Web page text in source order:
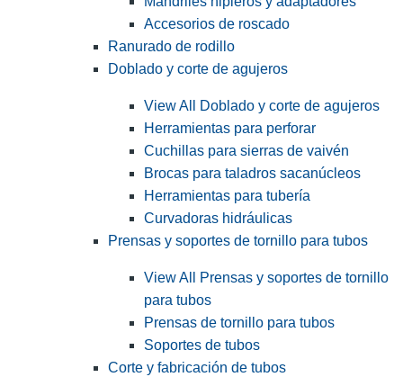
Accesorios de roscado
Ranurado de rodillo
Doblado y corte de agujeros
View All Doblado y corte de agujeros
Herramientas para perforar
Cuchillas para sierras de vaivén
Brocas para taladros sacanúcleos
Herramientas para tubería
Curvadoras hidráulicas
Prensas y soportes de tornillo para tubos
View All Prensas y soportes de tornillo
para tubos
Prensas de tornillo para tubos
Soportes de tubos
Corte y fabricación de tubos